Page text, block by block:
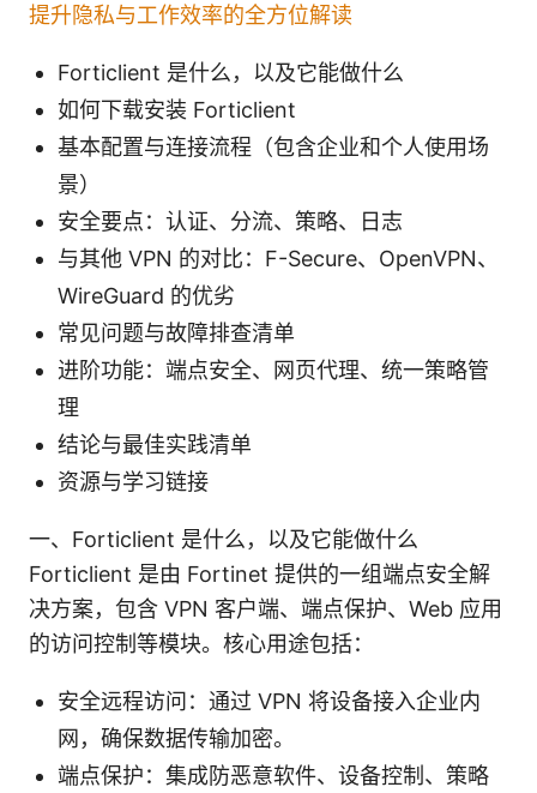
提升隐私与工作效率的全方位解读
Forticlient 是什么，以及它能做什么
如何下载安装 Forticlient
基本配置与连接流程（包含企业和个人使用场
景）
安全要点：认证、分流、策略、日志
与其他 VPN 的对比：F-Secure、OpenVPN、
WireGuard 的优劣
常见问题与故障排查清单
进阶功能：端点安全、网页代理、统一策略管
理
结论与最佳实践清单
资源与学习链接
一、Forticlient 是什么，以及它能做什么
Forticlient 是由 Fortinet 提供的一组端点安全解
决方案，包含 VPN 客户端、端点保护、Web 应用
的访问控制等模块。核心用途包括：
安全远程访问：通过 VPN 将设备接入企业内
网，确保数据传输加密。
端点保护：集成防恶意软件、设备控制、策略